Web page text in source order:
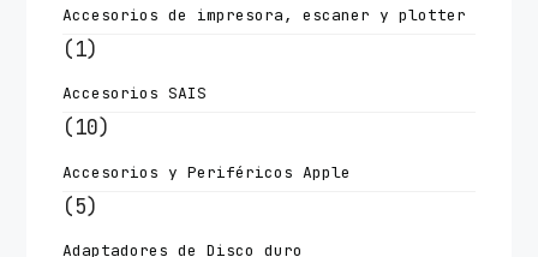
Accesorios de impresora, escaner y plotter
(1)
Accesorios SAIS
(10)
Accesorios y Periféricos Apple
(5)
Adaptadores de Disco duro